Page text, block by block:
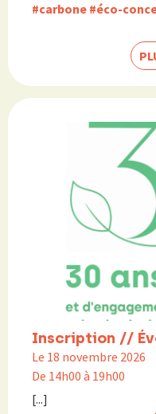
#carbone #éco-
Inscription //
Le 18 novembre 2026
De 14h00 à 19h00
[...]